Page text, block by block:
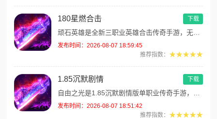
180星燃合击
发布时间：2026-08-07 18:59:45
推荐指数： ★★★★★
下载
1.85沉默剧情
发布时间：2026-08-07 18:51:42
推荐指数： ★★★★★
下载